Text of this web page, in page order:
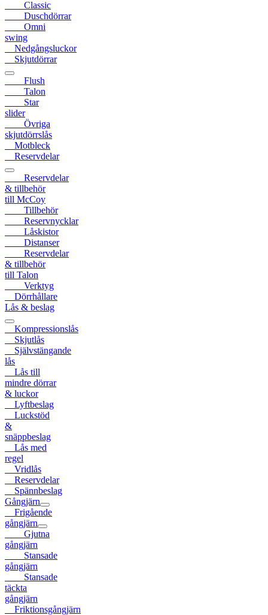
Classic
Duschdörrar
Omni
swing
Nedgångsluckor
Skjutdörrar
Flush
Talon
Star
slider
Övriga
skjutdörrslås
Motbleck
Reservdelar
Reservdelar
& tillbehör
till McCoy
Tillbehör
Reservnycklar
Låskistor
Distanser
Reservdelar
& tillbehör
till Talon
Verktyg
Dörrhållare
Lås & beslag
Kompressionslås
Skjutlås
Självstängande
lås
Lås till
mindre dörrar
& luckor
Lyftbeslag
Luckstöd
&
snäppbeslag
Lås med
regel
Vridlås
Reservdelar
Spännbeslag
Gångjärn
Frigående
gångjärn
Gjutna
gångjärn
Stansade
gångjärn
Stansade
täckta
gångjärn
Friktionsgångjärn